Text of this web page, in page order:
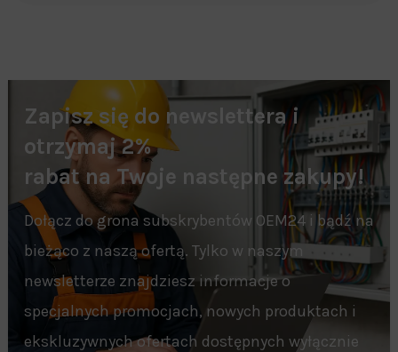
Zapisz się do newslettera i
otrzymaj 2%
rabat na Twoje następne zakupy!
Dołącz do grona subskrybentów OEM24 i bądź na
bieżąco z naszą ofertą. Tylko w naszym
newsletterze znajdziesz informacje o
specjalnych promocjach, nowych produktach i
ekskluzywnych ofertach dostępnych wyłącznie